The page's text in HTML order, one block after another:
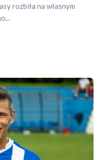
rozbiła na własnym